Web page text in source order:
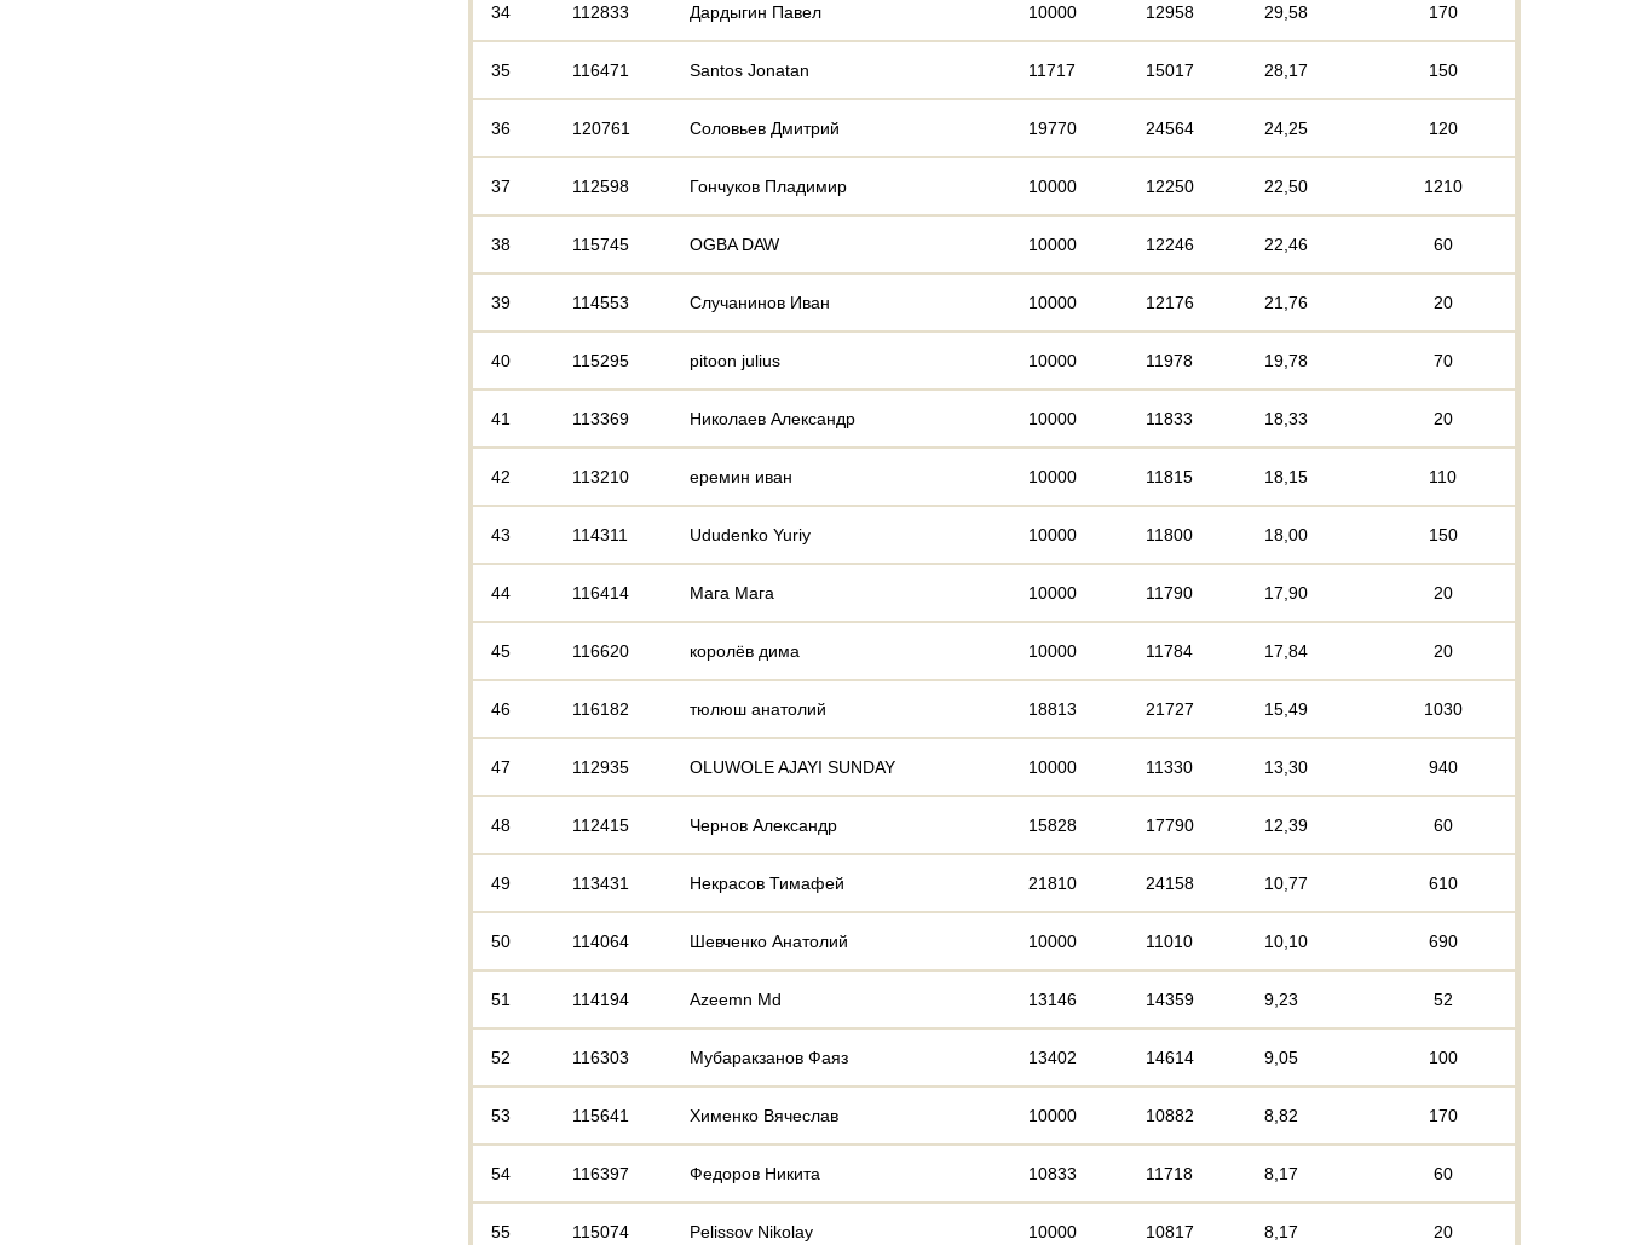
34 112833 Дардыгин Павел 10000 12958 29,58 170
35 116471 Santos Jonatan 11717 15017 28,17 150
36 120761 Соловьев Дмитрий 19770 24564 24,25 120
37 112598 Гончуков Пладимир 10000 12250 22,50 1210
38 115745 OGBA DAW 10000 12246 22,46 60
39 114553 Случанинов Иван 10000 12176 21,76 20
40 115295 pitoon julius 10000 11978 19,78 70
41 113369 Николаев Александр 10000 11833 18,33 20
42 113210 еремин иван 10000 11815 18,15 110
43 114311 Ududenko Yuriy 10000 11800 18,00 150
44 116414 Мага Мага 10000 11790 17,90 20
45 116620 королёв дима 10000 11784 17,84 20
46 116182 тюлюш анатолий 18813 21727 15,49 1030
47 112935 OLUWOLE AJAYI SUNDAY 10000 11330 13,30 940
48 112415 Чернов Александр 15828 17790 12,39 60
49 113431 Некрасов Тимафей 21810 24158 10,77 610
50 114064 Шевченко Анатолий 10000 11010 10,10 690
51 114194 Azeemn Md 13146 14359 9,23 52
52 116303 Мубаракзанов Фаяз 13402 14614 9,05 100
53 115641 Хименко Вячеслав 10000 10882 8,82 170
54 116397 Федоров Никита 10833 11718 8,17 60
55 115074 Pelissov Nikolay 10000 10817 8,17 20